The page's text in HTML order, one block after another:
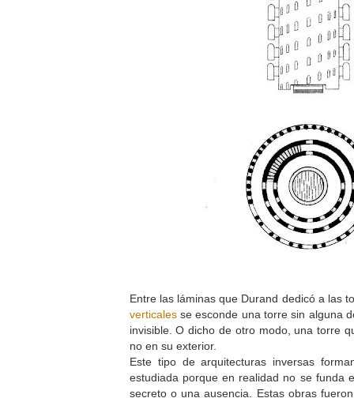
Entre las láminas que Durand dedicó a las
verticalesse esconde una torre sin alguna
invisible. O dicho de otro modo, una torre
no en su exterior.
Este tipo de arquitecturas inversas
estudiada porque en realidad no se funda
secreto o una ausencia. Estas obras